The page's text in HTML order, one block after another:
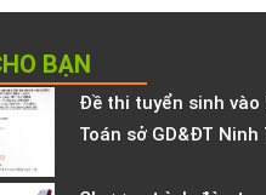
BẠN
Đề thi tuyển sinh vào
Toán sở GD&ĐT Ninh